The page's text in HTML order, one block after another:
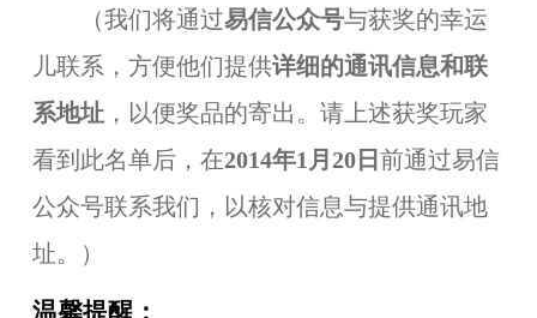
（我们将通过易信公众号与获奖的幸运
儿联系，方便他们提供详细的通讯信息和联
系地址，以便奖品的寄出。请上述获奖玩家
看到此名单后，在2014年1月20日 前通过易信
公众号联系我们，以核对信息与提供通讯地
址。）
温馨提醒：